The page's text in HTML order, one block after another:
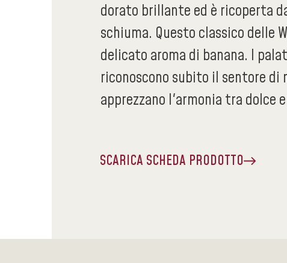
dorato brillante ed è ricoperta
schiuma. Questo classico delle
delicato aroma di banana. I
riconoscono subito il sentore di
apprezzano l'armonia tra dolce
SCARICA SCHEDA PRODOTTO